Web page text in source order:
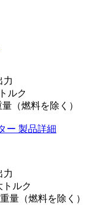
力
ルク
（燃料を除く）
ー 製品詳細
力
トルク
量（燃料を除く）